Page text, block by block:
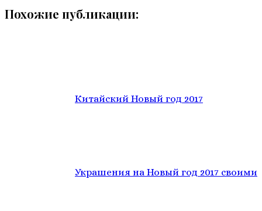
Похожие публикации:
Китайский Новый год 2017
Украшения на Новый год 2017 своими